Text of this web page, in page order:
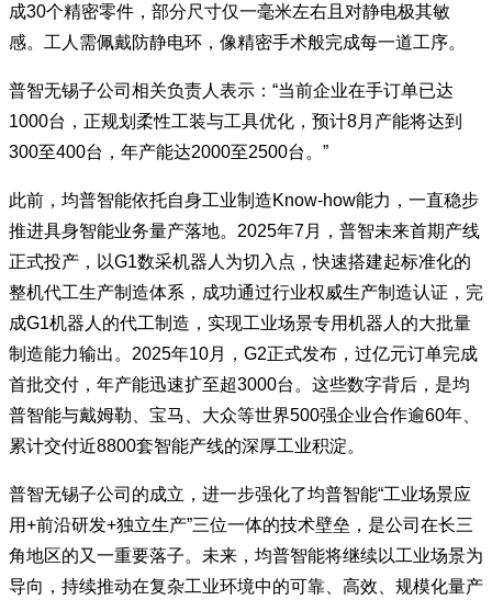
成30个精密零件，部分尺寸仅一毫米左右且对静电极其敏
感。工人需佩戴防静电环，像精密手术般完成每一道工序。
普智无锡子公司相关负责人表示：“当前企业在手订单已达
1000台，正规划柔性工装与工具优化，预计8月产能将达到
300至400台，年产能达2000至2500台。”
此前，均普智能依托自身工业制造Know-how能力，一直稳步
推进具身智能业务量产落地。2025年7月，普智未来首期产线
正式投产，以G1数采机器人为切入点，快速搭建起标准化的
整机代工生产制造体系，成功通过行业权威生产制造认证，完
成G1机器人的代工制造，实现工业场景专用机器人的大批量
制造能力输出。2025年10月，G2正式发布，过亿元订单完成
首批交付，年产能迅速扩至超3000台。这些数字背后，是均
普智能与戴姆勒、宝马、大众等世界500强企业合作逾60年、
累计交付近8800套智能产线的深厚工业积淀。
普智无锡子公司的成立，进一步强化了均普智能“工业场景应
用+前沿研发+独立生产”三位一体的技术壁垒，是公司在长三
角地区的又一重要落子。未来，均普智能将继续以工业场景为
导向，持续推动在复杂工业环境中的可靠、高效、规模化量产